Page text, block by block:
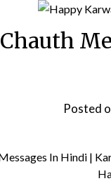
Posted
In Hindi |